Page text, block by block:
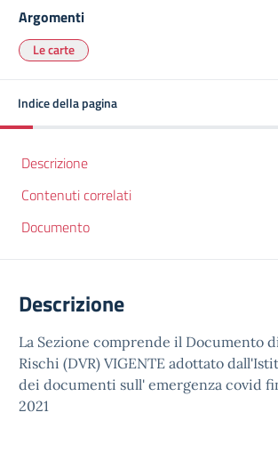
Argomenti
Le carte
Indice della pagina
Descrizione
Contenuti correlati
Documento
Descrizione
La Sezione comprende il Documento
Rischi (DVR) VIGENTE adottato
dei documenti sull' emergenza covid
2021